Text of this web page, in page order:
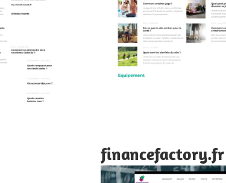
financefactory.fr